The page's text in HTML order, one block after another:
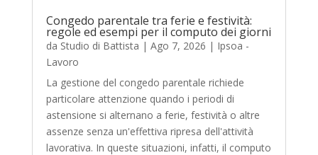
Congedo parentale tra ferie e festività:
regole ed esempi per il computo dei giorni
da Studio di Battista | Ago 7, 2026 | Ipsoa -
Lavoro
La gestione del congedo parentale richiede
particolare attenzione quando i periodi di
astensione si alternano a ferie, festività o altre
assenze senza un'effettiva ripresa dell'attività
lavorativa. In queste situazioni, infatti, il computo